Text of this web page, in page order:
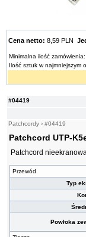
#04419
Patchcordy ›#04419
Patchcord UTP-
Patchcord
Przewód
Typ
Powłoka
Cena netto: 8,59 PLN
Minimalna ilość
Ilość sztuk w najmniejszym